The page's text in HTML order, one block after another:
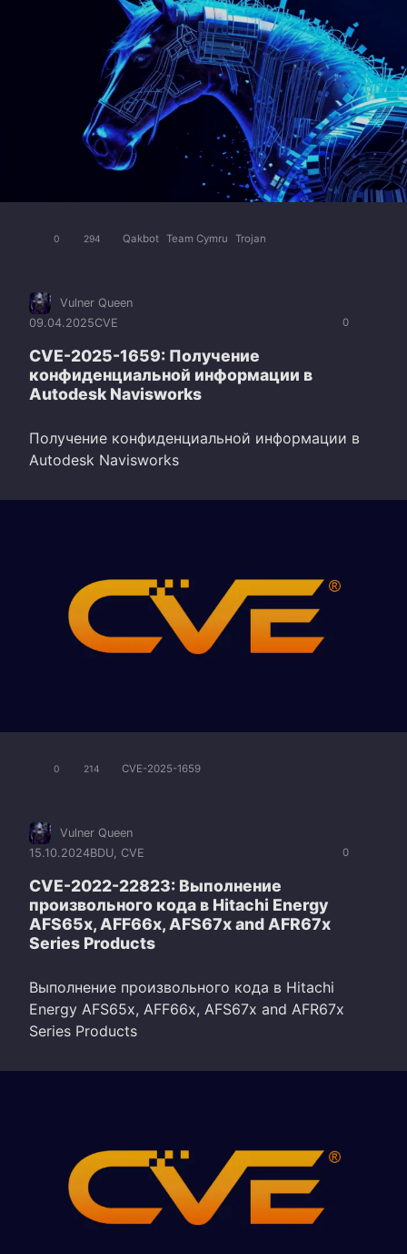
0 294 Qakbot Team Cymru Trojan
0
Vulner Queen
09.04.2025CVE
CVE-2025-1659: Получение
конфиденциальной информации в
Autodesk Navisworks
Получение конфиденциальной информации в
Autodesk Navisworks
0 214 CVE-2025-1659
0
Vulner Queen
15.10.2024BDU, CVE
CVE-2022-22823: Выполнение
произвольного кода в Hitachi Energy
AFS65x, AFF66x, AFS67x and AFR67x
Series Products
Выполнение произвольного кода в Hitachi
Energy AFS65x, AFF66x, AFS67x and AFR67x
Series Products